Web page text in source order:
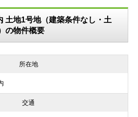
土地1号地（建築条件なし・土
の物件概要
所在地
交通